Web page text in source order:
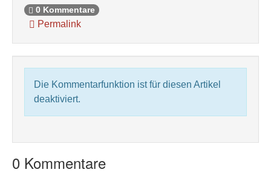
0 Kommentare
Permalink
Die Kommentarfunktion ist für diesen Artikel
deaktiviert.
0 Kommentare